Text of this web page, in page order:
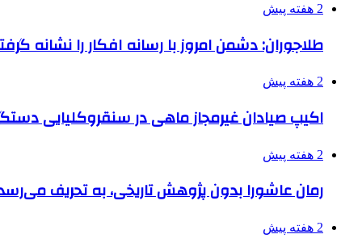
2 هفته پیش
طلاجوران: دشمن امروز با رسانه افکار را نشانه
2 هفته پیش
اکیپ صیادان غیرمجاز ماهی در سنقروکلیایی
2 هفته پیش
رمان عاشورا بدون پژوهش تاریخی، به تحریف
2 هفته پیش